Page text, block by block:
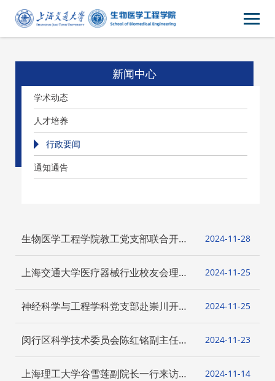
新闻中心
学术动态
人才培养
行政要闻
通知通告
生物医学工程学院教工党支部联合开
展“红色足迹映初心”主题党日活动
28
2024-11
上海交通大学医疗器械行业校友会理事
会换届大会暨医疗器械产业转化高峰论
坛顺利举行
25
2024-11
神经科学与工程学科党支部赴崇川开展
党建共建活动
25
2024-11
闵行区科学技术委员会陈红铭副主任一
行来访我院开展调研合作交流
23
2024-11
上海理工大学谷雪莲副院长一行来访我
14
2024-11